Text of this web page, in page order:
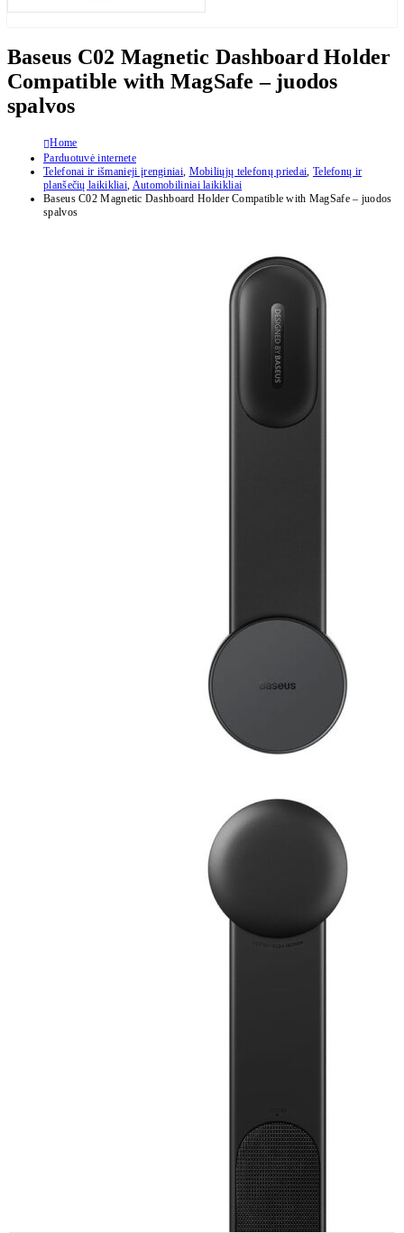
Baseus C02 Magnetic Dashboard Holder
Compatible with MagSafe – juodos
spalvos
Home
Parduotuvė internete
Telefonai ir išmanieji įrenginiai, Mobiliųjų telefonų priedai, Telefonų ir
planšečių laikikliai, Automobiliniai laikikliai
Baseus C02 Magnetic Dashboard Holder Compatible with MagSafe – juodos
spalvos